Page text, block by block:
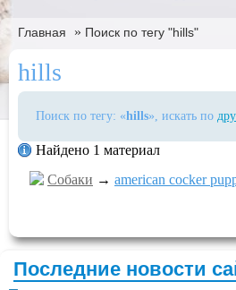
Главная » Поиск по тегу "hills"
hills
Поиск по тегу: «hills», искать по
Найдено 1 материал
Собаки → american cocker
Последние новости